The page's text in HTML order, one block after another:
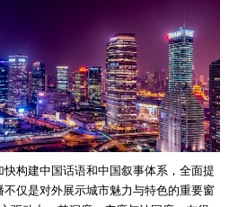
构建中国话语和中国叙事体系，全面提
仅是对外展示城市魅力与特色的重要窗